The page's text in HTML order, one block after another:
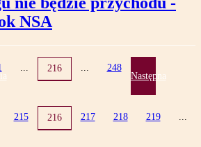
NSA
... 216 ... 248
Następna
215 216 217 218 219 ...